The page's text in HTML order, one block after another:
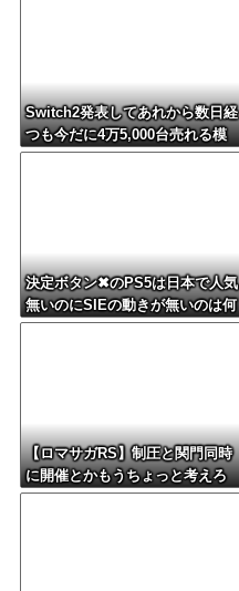
Switch2発表してあれから数日経
つも今だに4万5,000台売れる模
様・・・・・・
決定ボタン✖のPS5は日本で人気
無いのにSIEの動きが無いのは何
故？
【ロマサガRS】制圧と関門同時
に開催とかもうちょっと考えろ
よw